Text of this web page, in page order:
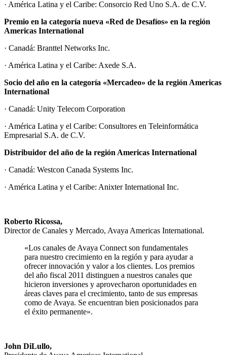
· América Latina y el Caribe: Consorcio Red Uno S.A. de C.V.
Premio en la categoría nueva «Red de Desafíos» en la región
Americas International
· Canadá: Branttel Networks Inc.
· América Latina y el Caribe: Axede S.A.
Socio del año en la categoría «Mercadeo» de la región Americas
International
· Canadá: Unity Telecom Corporation
· América Latina y el Caribe: Consultores en Teleinformática
Empresarial S.A. de C.V.
Distribuidor del año de la región Americas International
· Canadá: Westcon Canada Systems Inc.
· América Latina y el Caribe: Anixter International Inc.
Roberto Ricossa,
Director de Canales y Mercado, Avaya Americas International.
«Los canales de Avaya Connect son fundamentales
para nuestro crecimiento en la región y para ayudar a
ofrecer innovación y valor a los clientes. Los premios
del año fiscal 2011 distinguen a nuestros canales que
hicieron inversiones y aprovecharon oportunidades en
áreas claves para el crecimiento, tanto de sus empresas
como de Avaya. Se encuentran bien posicionados para
el éxito permanente».
John DiLullo,